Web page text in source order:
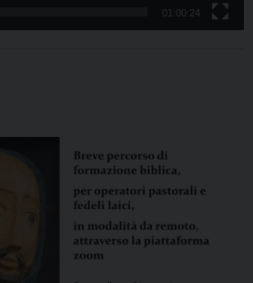
01:00:24